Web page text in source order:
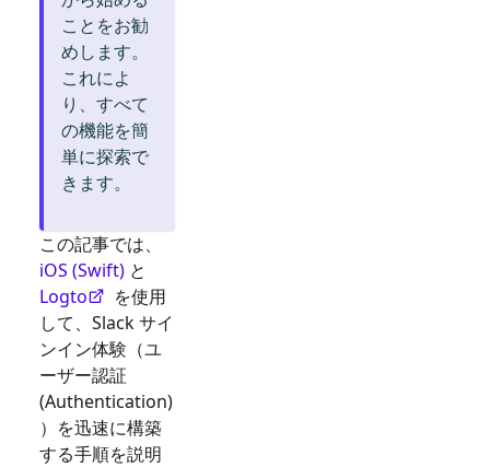
ことをお勧
めします。
これによ
り、すべて
の機能を簡
単に探索で
きます。
この記事では、
iOS (Swift) と
Logto
を使用
して、 Slackサイ
ンイン体験（ユ
ーザー認証
(Authentication)
）を迅速に構築
する手順を説明